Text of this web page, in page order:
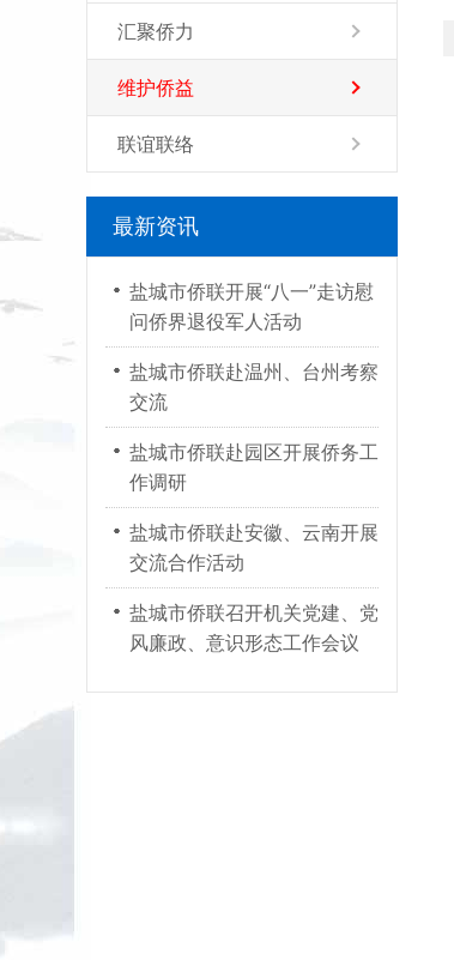
汇聚侨力
维护侨益
联谊联络
最新资讯
盐城市侨联开展“八一”走访慰
问侨界退役军人活动
盐城市侨联赴温州、台州考察
交流
盐城市侨联赴园区开展侨务工
作调研
盐城市侨联赴安徽、云南开展
交流合作活动
盐城市侨联召开机关党建、党
风廉政、意识形态工作会议